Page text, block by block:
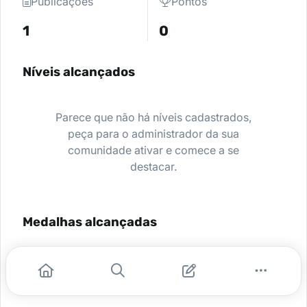
1 0
Níveis alcançados
Parece que não há níveis cadastrados,
peça para o administrador da sua
comunidade ativar e comece a se
destacar.
Medalhas alcançadas
Nenhuma medalha encontrada